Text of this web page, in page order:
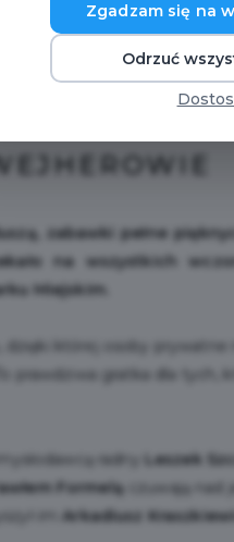
zabawki pełne
na wszystkich
Miejskim.
której osoby prywatne
prawdziwa gratka dla tych,
radny Leszek
Formelączuwają nad
im Arkadiusz
Zgadzam się na
Odrzuć